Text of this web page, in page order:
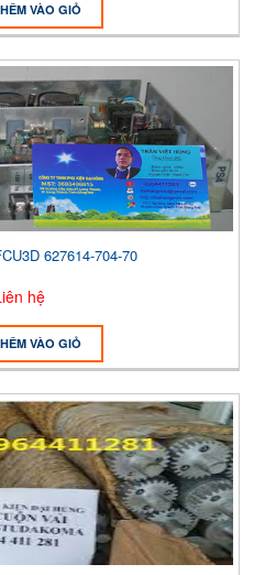
VÀO GIỎ
627614-704-70
hệ
VÀO GIỎ